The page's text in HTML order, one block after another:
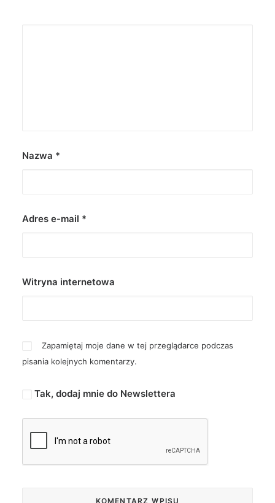
Nazwa *
Adres e-mail *
Witryna internetowa
Zapamiętaj moje dane w tej przeglądarce podczas
pisania kolejnych komentarzy.
Tak, dodaj mnie do Newslettera